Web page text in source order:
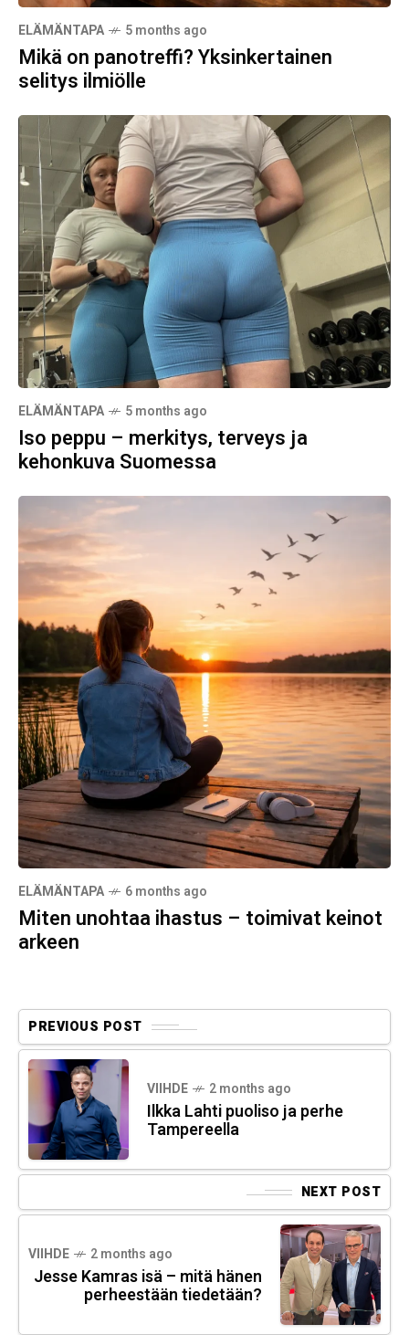
ELÄMÄNTAPA 5 months ago
Mikä on panotreffi? Yksinkertainen
selitys ilmiölle
ELÄMÄNTAPA 5 months ago
Iso peppu – merkitys, terveys ja
kehonkuva Suomessa
ELÄMÄNTAPA 6 months ago
Miten unohtaa ihastus – toimivat keinot
arkeen
PREVIOUS POST
VIIHDE 2 months ago
Ilkka Lahti puoliso ja perhe
Tampereella
NEXT POST
VIIHDE 2 months ago
Jesse Kamras isä – mitä hänen
perheestään tiedetään?